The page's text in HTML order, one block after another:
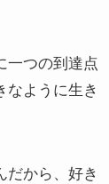
一つの到達点
ように生き
だから、好き